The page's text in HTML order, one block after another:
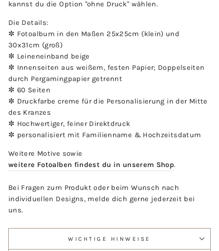
kannst du die Option "ohne Druck" wählen.
Die Details:
✼ Fotoalbum in den Maßen 25x25cm (klein) und
30x31cm (groß)
✼ Leineneinband beige
✼ Innenseiten aus weißem, festen Papier; Doppelseiten
durch Pergamingpapier getrennt
✼ 60 Seiten
✼ Druckfarbe creme für die Personalisierung in der Mitte
des Kranzes
✼ Hochwertiger, feiner Direktdruck
✼ personalisiert mit Familienname & Hochzeitsdatum
Weitere Motive sowie
weitere Fotoalben findest du in unserem Shop.
Bei Fragen zum Produkt oder beim Wunsch nach
individuellen Designs, melde dich gerne jederzeit bei
uns.
WICHTIGE HINWEISE